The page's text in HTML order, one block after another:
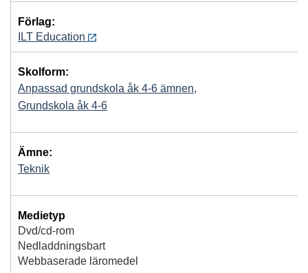
Förlag:
ILT Education
Skolform:
Anpassad grundskola åk 4-6 ämnen,
Grundskola åk 4-6
Ämne:
Teknik
Medietyp
Dvd/cd-rom
Nedladdningsbart
Webbaserade läromedel